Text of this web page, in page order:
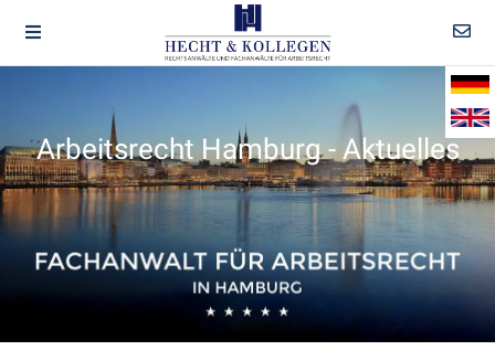
Arbeitsrecht Hamburg - Aktuelles